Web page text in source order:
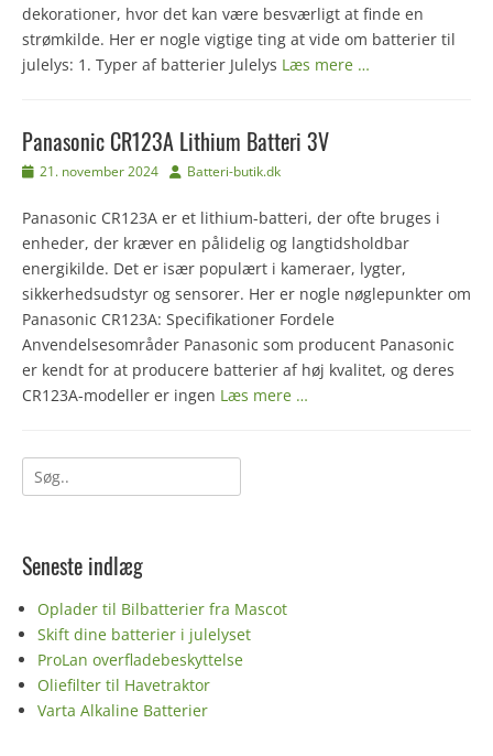
dekorationer, hvor det kan være besværligt at finde en
strømkilde. Her er nogle vigtige ting at vide om batterier til
julelys: 1. Typer af batterier Julelys Læs mere …
Panasonic CR123A Lithium Batteri 3V
Udgivet
21. november 2024 Forfatter
Batteri-butik.dk
Panasonic CR123A er et lithium-batteri, der ofte bruges i
enheder, der kræver en pålidelig og langtidsholdbar
energikilde. Det er især populært i kameraer, lygter,
sikkerhedsudstyr og sensorer. Her er nogle nøglepunkter om
Panasonic CR123A: Specifikationer Fordele
Anvendelsesområder Panasonic som producent Panasonic
er kendt for at producere batterier af høj kvalitet, og deres
CR123A-modeller er ingen Læs mere …
Søg
efter:
Seneste indlæg
Oplader til Bilbatterier fra Mascot
Skift dine batterier i julelyset
ProLan overfladebeskyttelse
Oliefilter til Havetraktor
Varta Alkaline Batterier